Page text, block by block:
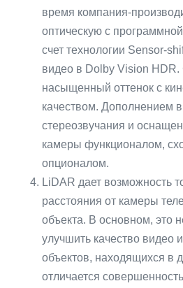
время компания-
оптическую с
счет технологии Sensor-
видео в Dolby Vision
насыщенный оттенок с
качеством. Дополнением
стереозвучания и
камеры функционалом,
опционалом.
LiDAR дает возможность
расстояния от камеры
объекта. В основном, это
улучшить качество видео
объектов, находящихся в
отличается